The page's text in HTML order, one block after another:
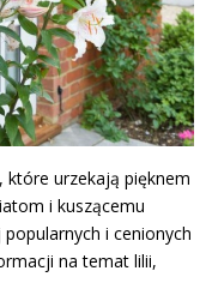
urzekają pięknem
i kuszącemu
i cenionych
na temat lilii,